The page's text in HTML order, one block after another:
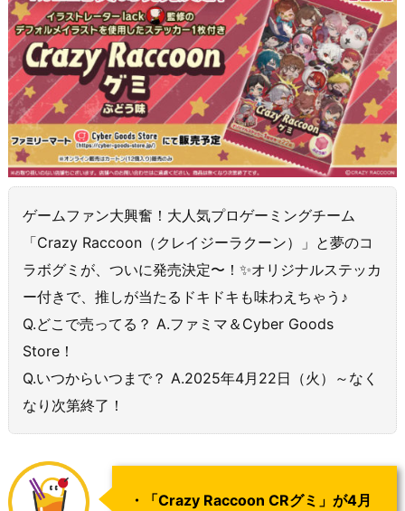
ゲームファン大興奮！大人気プロゲーミングチーム
「Crazy Raccoon（クレイジーラクーン）」と夢のコ
ラボグミが、ついに発売決定〜！✨オリジナルステッカ
ー付きで、推しが当たるドキドキも味わえちゃう♪
Q.どこで売ってる？ A.ファミマ＆Cyber Goods
Store！
Q.いつからいつまで？ A.2025年4月22日（火）～なく
なり次第終了！
・「Crazy Raccoon CRグミ」が4月